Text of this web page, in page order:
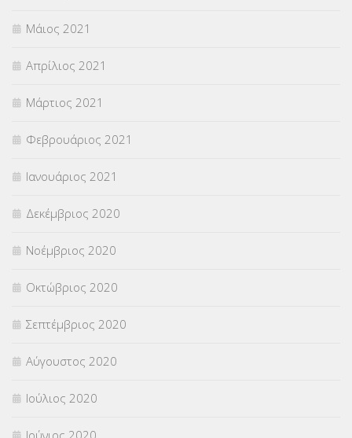
Μάιος 2021
Απρίλιος 2021
Μάρτιος 2021
Φεβρουάριος 2021
Ιανουάριος 2021
Δεκέμβριος 2020
Νοέμβριος 2020
Οκτώβριος 2020
Σεπτέμβριος 2020
Αύγουστος 2020
Ιούλιος 2020
Ιούνιος 2020